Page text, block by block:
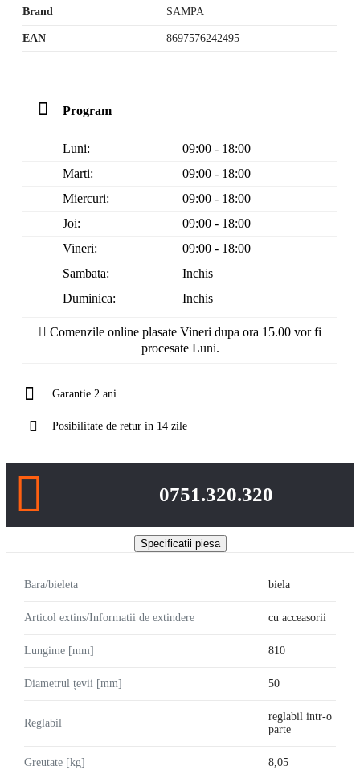
Brand SAMPA
EAN 8697576242495
Program
Luni:
09:00 - 18:00
Marti:
09:00 - 18:00
Miercuri:
09:00 - 18:00
Joi:
09:00 - 18:00
Vineri:
09:00 - 18:00
Sambata:
Inchis
Duminica:
Inchis
Comenzile online plasate Vineri dupa ora 15.00 vor fi
procesate Luni.
Garantie 2 ani
Posibilitate de retur in 14 zile
0751.320.320
Specificatii piesa
Bara/bieleta biela
Articol extins/Informatii de extindere cu acceasorii
Lungime [mm] 810
Diametrul țevii [mm] 50
Reglabil
reglabil intr-o
parte
Greutate [kg] 8,05